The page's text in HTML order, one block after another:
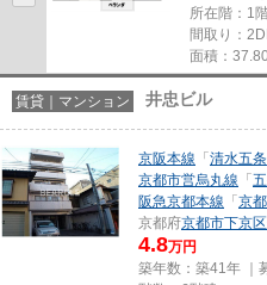
所在階：1
間取り：
面積：
賃貸｜マンション 井忠ビル
京阪本線 「 清水五条
京都市営烏丸線 「
阪急京都本線 「 京
京都府京都市下京区
4.8万円
築年数：築41年 ｜